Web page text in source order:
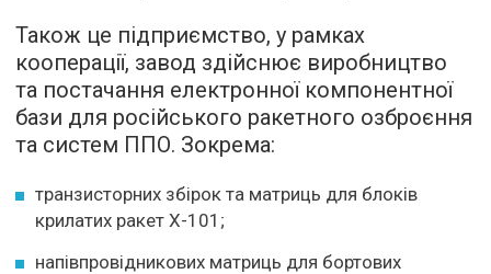
Також це підприємство, у рамках
кооперації, завод здійснює виробництво
та постачання електронної компонентної
бази для російського ракетного озброєння
та систем ППО. Зокрема:
транзисторних збірок та матриць для блоків
крилатих ракет Х-101;
напівпровідникових матриць для бортових